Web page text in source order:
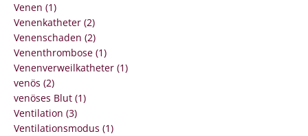
Venen (1)
Venenkatheter (2)
Venenschaden (2)
Venenthrombose (1)
Venenverweilkatheter (1)
venös (2)
venöses Blut (1)
Ventilation (3)
Ventilationsmodus (1)